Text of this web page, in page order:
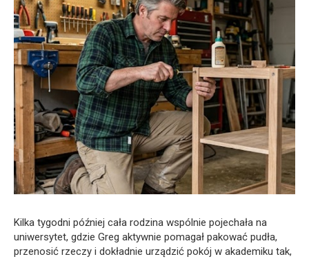
Kilka tygodni później cała rodzina wspólnie pojechała na
uniwersytet, gdzie Greg aktywnie pomagał pakować pudła,
przenosić rzeczy i dokładnie urządzić pokój w akademiku tak,